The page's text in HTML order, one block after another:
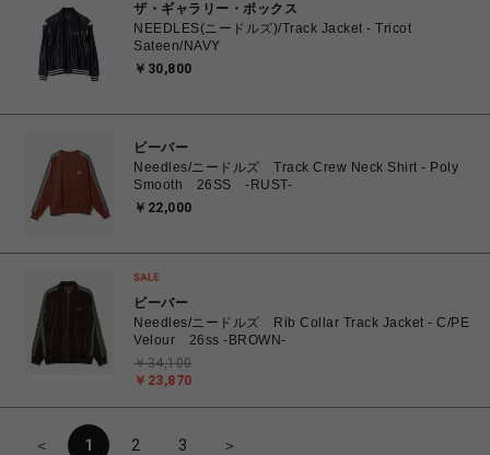
ザ・ギャラリー・ボックス
NEEDLES(ニードルズ)/Track Jacket - Tricot
Sateen/NAVY
￥30,800
ビーバー
Needles/ニードルズ Track Crew Neck Shirt - Poly
Smooth 26SS -RUST-
￥22,000
ビーバー
Needles/ニードルズ Rib Collar Track Jacket - C/PE
Velour 26ss -BROWN-
￥23,870
￥34,100
＜ 1 2 3 ＞